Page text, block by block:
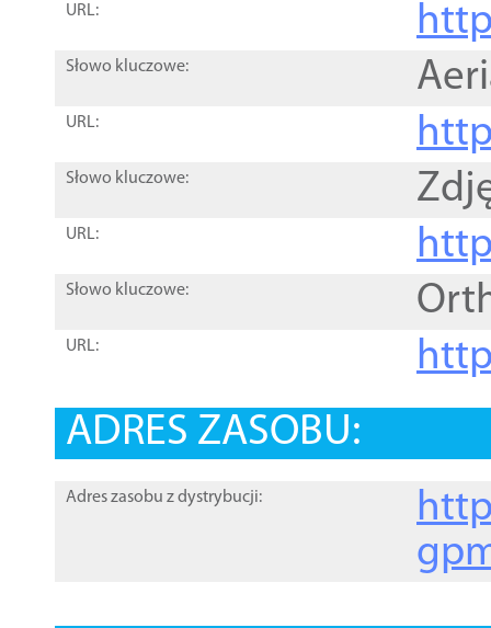
URL:
Słowo kluczowe:
URL:
Słowo kluczowe:
URL:
Słowo kluczowe:
URL:
ADRES ZASOBU:
Adres zasobu z dystrybucji: